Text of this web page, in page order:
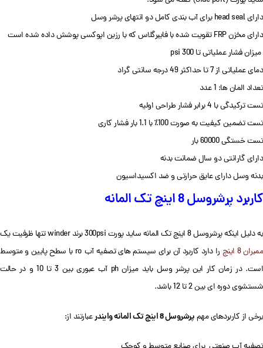
دارای head seal برای آب بندی کامل دو انتهای پرشر وسل
دارای مخزن FRP تقویت شده با فایبرگلاس که با رزین اپوکسی پوشش داده شده است
میزان فشار عملیاتی تا 300 psi
دمای عملیاتی از 7 تا حداکثر 49 درجه سانتی گراد
تعداد المان ها: 1 عدد
تست ترکیدگی با 4 برابر فشار طراحی اولیه
تست تضمین کیفیت به صورت 100٪ با 1.1 بار فشار کاری
تست خستگی 60000 بار
دارای گارانتی دو سال ضمانت بدنه
بدنه وسل دارای عایق حرارتی و ضد اکسیداسیون
کاربرد پرشروسل 8 اینچ تک المانه
به دلیل اینکه پرشروسل 8 اینچ تک المانه ساید پورت 300psi برند winder تنها ظرفیت یک
ممبران 8 اینچ
را دارد کاربرد آن برای سیستم های تصفیه آب ro با سطح پایین و متوسط
است. در زمان کار این پرشر وسل باید میزان ph آب عبوری بین 3 تا 10 و در حالت
شستشوی دوره ای بین 2 تا 12 باشد.
برخی از کاربردهای مهمپرشروسل 8 اینچ تک المانه وایندر عبارتند از: